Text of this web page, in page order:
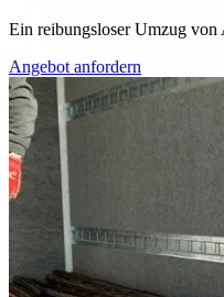
Ein reibungsloser Umzug von
Angebot anfordern